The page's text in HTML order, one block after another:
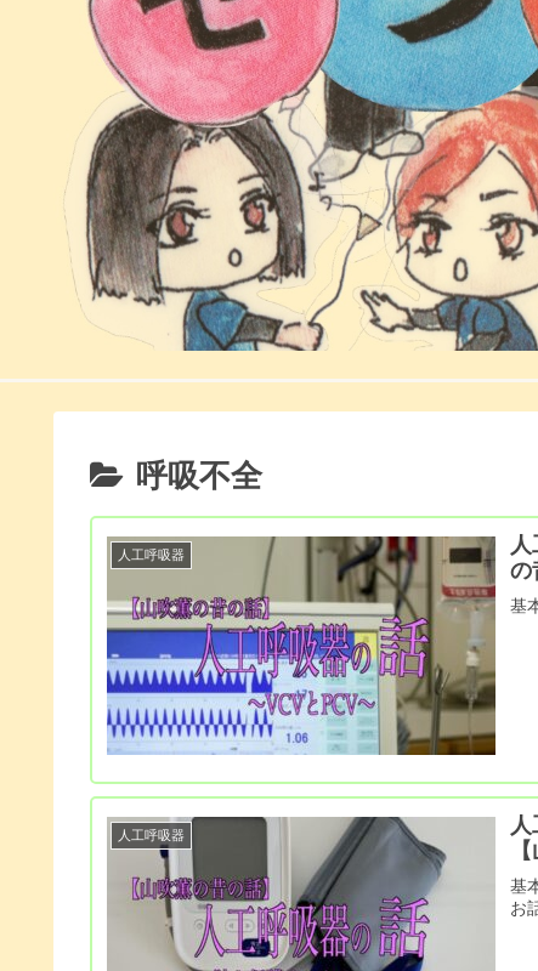
呼吸不全
人工呼吸器
の
基
人工呼吸器
基
お